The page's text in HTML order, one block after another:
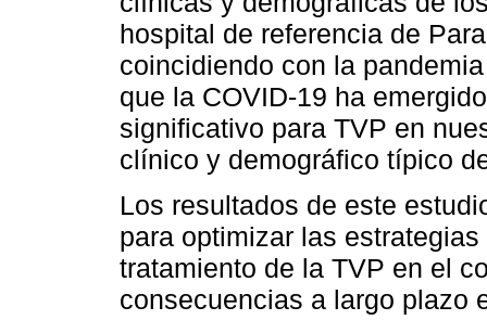
hospital de referencia de
coincidiendo con la
que la COVID-19 ha
significativo para TVP en
clínico y demográfico típico
Los resultados de este
para optimizar las
tratamiento de la TVP en el
consecuencias a largo plazo